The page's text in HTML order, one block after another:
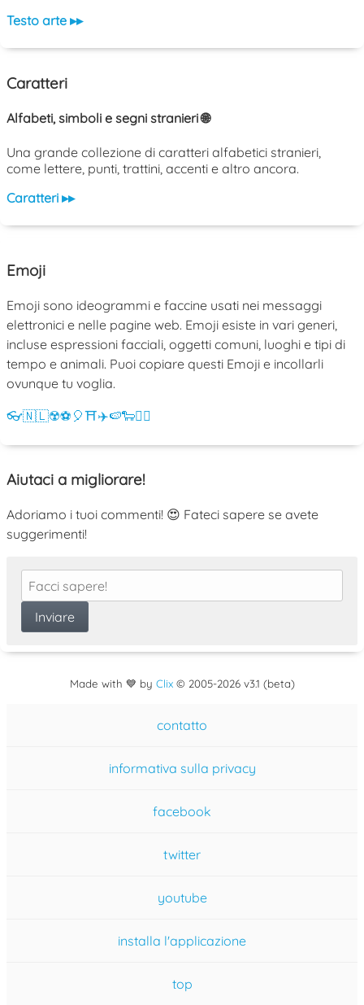
Testo arte ▸▸
Caratteri
Alfabeti, simboli e segni stranieri 🌐
Una grande collezione di caratteri alfabetici stranieri,
come lettere, punti, trattini, accenti e altro ancora.
Caratteri ▸▸
Emoji
Emoji sono ideogrammi e faccine usati nei messaggi
elettronici e nelle pagine web. Emoji esiste in vari generi,
incluse espressioni facciali, oggetti comuni, luoghi e tipi di
tempo e animali. Puoi copiare questi Emoji e incollarli
ovunque tu voglia.
👓🇳🇱☢️⚽ 🎈⛩️✈️🍉🐑💁‍♀️
Aiutaci a migliorare!
Adoriamo i tuoi commenti! 😍 Fateci sapere se avete
suggerimenti!
Made with 💙 by Clix© 2005-2026 v3.1 (beta)
contatto
informativa sulla privacy
facebook
twitter
youtube
installa l'applicazione
top